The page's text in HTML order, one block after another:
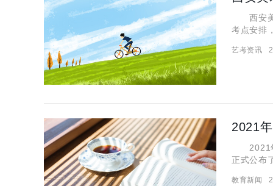
西安美
考点安排
习，毕竟
艺考资讯
2021年
正式公布
教育新闻